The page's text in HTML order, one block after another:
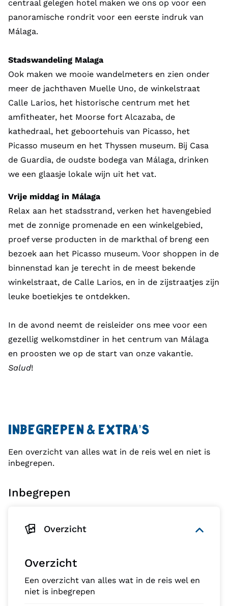
centraal gelegen hotel maken we ons op voor een
panoramische rondrit voor een eerste indruk van
Málaga.
Stadswandeling Malaga
Ook maken we mooie wandelmeters en zien onder
meer de jachthaven Muelle Uno, de winkelstraat
Calle Larios, het historische centrum met het
amfitheater, het Moorse fort Alcazaba, de
kathedraal, het geboortehuis van Picasso, het
Picasso museum en het Thyssen museum. Bij Casa
de Guardia, de oudste bodega van Málaga, drinken
we een glaasje lokale wijn uit het vat.
Vrije middag in Málaga
Relax aan het stadsstrand, verken het havengebied
met de zonnige promenade en een winkelgebied,
proef verse producten in de markthal of breng een
bezoek aan het Picasso museum. Voor shoppen in de
binnenstad kan je terecht in de meest bekende
winkelstraat, de Calle Larios, en in de zijstraatjes zijn
leuke boetiekjes te ontdekken.
In de avond neemt de reisleider ons mee voor een
gezellig welkomstdiner in het centrum van Málaga
en proosten we op de start van onze vakantie.
Salud!
INBEGREPEN & EXTRA’S
Een overzicht van alles wat in de reis wel en niet is
inbegrepen.
Inbegrepen
Overzicht
Overzicht
Een overzicht van alles wat in de reis wel en
niet is inbegrepen